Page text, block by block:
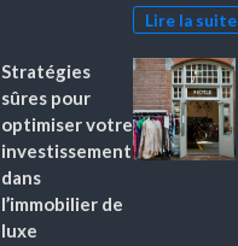
Lire la suite
Stratégies
sûres pour
optimiser votre
investissement
dans
l’immobilier de
luxe